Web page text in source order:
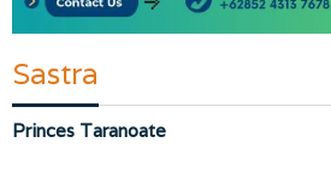
Sastra
Princes Taranoate